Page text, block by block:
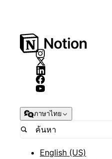
ภาษาไทย
English (US)